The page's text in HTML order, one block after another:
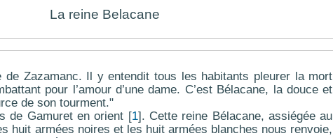
La reine Belacane
Zazamanc. Il y entendit tous les habitants pleurer la mort
pour l’amour d’une dame. C’est Bélacane, la douce et
de son tourment."
de Gamuret en orient [1]. Cette reine Bélacane, assiégée au
huit armées noires et les huit armées blanches nous renvoie,